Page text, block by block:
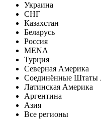
Украина
СНГ
Казахстан
Беларусь
Россия
MENA
Турция
Северная Америка
Соединённые Штаты
Латинская Америка
Аргентина
Азия
Все регионы